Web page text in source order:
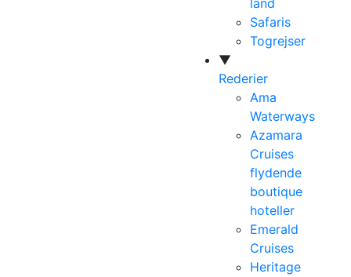
land
Safaris
Togrejser
▼
Rederier
Ama
Waterways
Azamara
Cruises
flydende
boutique
hoteller
Emerald
Cruises
Heritage